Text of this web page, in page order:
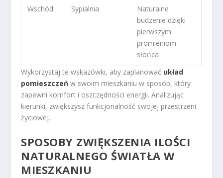
Wschód Sypialnia
Naturalne
budzenie dzięki
pierwszym
promieniom
słońca
Wykorzystaj te wskazówki, aby zaplanować układ
pomieszczeń w swoim mieszkaniu w sposób, który
zapewni komfort i oszczędności energii. Analizując
kierunki, zwiększysz funkcjonalność swojej przestrzeni
życiowej.
SPOSOBY ZWIĘKSZENIA ILOŚCI
NATURALNEGO ŚWIATŁA W
MIESZKANIU